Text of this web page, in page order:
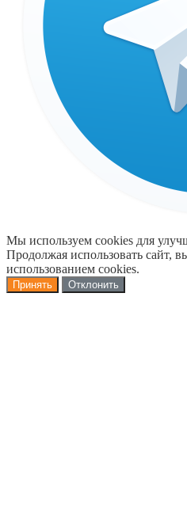
Мы используем cookies для
Продолжая использовать сайт,
использованием cookies.
Принять Отклонить